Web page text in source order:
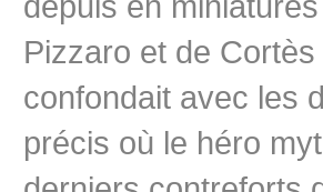
Pizzaro et de
confondait avec les
précis où le héro